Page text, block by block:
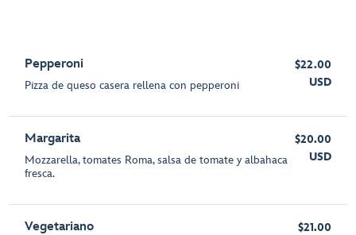
Pepperoni
Pizza de queso casera rellena con pepperoni
$22.00
USD
Margarita
Mozzarella, tomates Roma, salsa de tomate y albahaca
fresca.
$20.00
USD
Vegetariano
$21.00